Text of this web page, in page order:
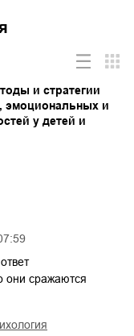
и стратегии
эмоциональных и
у детей и
они сражаются